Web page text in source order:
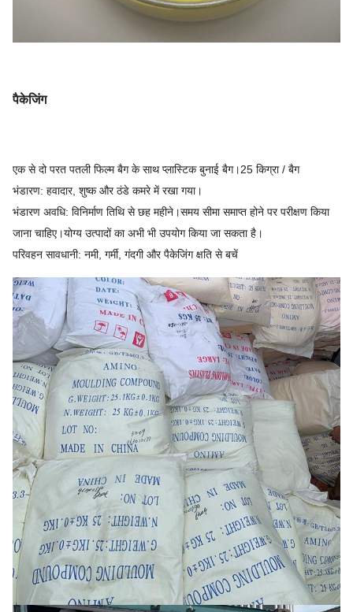
पैकेजिंग
एक से दो परत पतली फिल्म बैग के साथ प्लास्टिक बुनाई बैग।25 किग्रा / बैग
भंडारण: हवादार, शुष्क और ठंडे कमरे में रखा गया।
भंडारण अवधि: विनिर्माण तिथि से छह महीने।समय सीमा समाप्त होने पर परीक्षण किया
जाना चाहिए।योग्य उत्पादों का अभी भी उपयोग किया जा सकता है।
परिवहन सावधानी: नमी, गर्मी, गंदगी और पैकेजिंग क्षति से बचें